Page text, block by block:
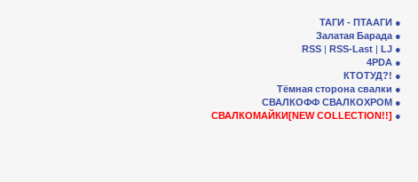
ТАГИ - ПТААГИ
Залатая Барада
RSS | RSS-Last | LJ
4PDA
КТОТУД?!
Тёмная сторона свалки
СВАЛКОФФ СВАЛКОХРОМ
СВАЛКОМАЙКИ[NEW COLLECTION!!]